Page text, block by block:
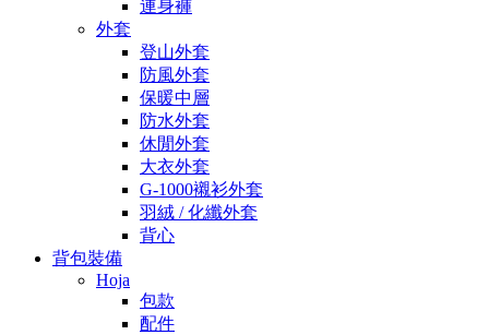
連身褲
外套
登山外套
防風外套
保暖中層
防水外套
休閒外套
大衣外套
G-1000襯衫外套
羽絨 / 化纖外套
背心
背包裝備
Hoja
包款
配件